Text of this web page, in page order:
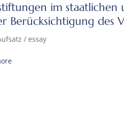
im
Berücksichtigung des
/ essay